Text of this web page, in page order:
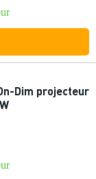
Dim projecteur